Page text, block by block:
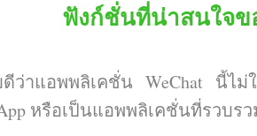
ฟังก์ชั่นที่น่าสนใจข
ว่าแอพพลิเคชั่น WeChat นี้ไ
หรือเป็นแอพพลิเคชั่นที่รวบ